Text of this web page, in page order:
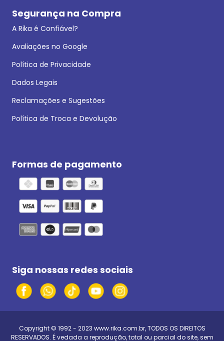
Segurança na Compra
A Rika é Confiável?
Avaliações no Google
Política de Privacidade
Dados Legais
Reclamações e Sugestões
Política de Troca e Devolução
Formas de pagamento
Siga nossas redes sociais
Copyright © 1992 - 2023 www.rika.com.br, TODOS OS DIREITOS
RESERVADOS. É vedada a reprodução, total ou parcial do site, sem